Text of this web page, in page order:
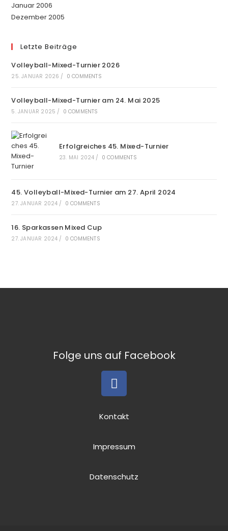
Januar 2006
Dezember 2005
Letzte Beiträge
Volleyball-Mixed-Turnier 2026
25. JANUAR 2026 / 0 COMMENTS
Volleyball-Mixed-Turnier am 24. Mai 2025
5. JANUAR 2025 / 0 COMMENTS
Erfolgreiches 45. Mixed-Turnier
23. MAI 2024 / 0 COMMENTS
45. Volleyball-Mixed-Turnier am 27. April 2024
27. JANUAR 2024 / 0 COMMENTS
16. Sparkassen Mixed Cup
27. JANUAR 2024 / 0 COMMENTS
Folge uns auf Facebook
Kontakt
Impressum
Datenschutz